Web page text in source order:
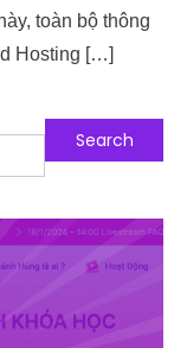
toàn bộ thông
Hosting […]